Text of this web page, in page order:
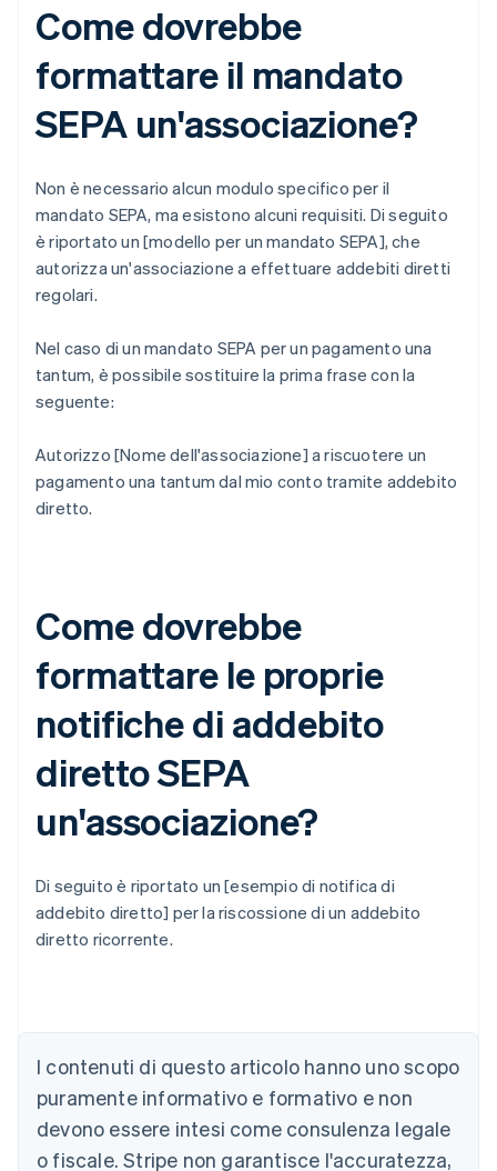
Come dovrebbe
formattare il mandato
SEPA un'associazione?
Non è necessario alcun modulo specifico per il
mandato SEPA, ma esistono alcuni requisiti. Di seguito
è riportato un [modello per un mandato SEPA], che
autorizza un'associazione a effettuare addebiti diretti
regolari.
Nel caso di un mandato SEPA per un pagamento una
tantum, è possibile sostituire la prima frase con la
seguente:
Autorizzo [Nome dell'associazione] a riscuotere un
pagamento una tantum dal mio conto tramite addebito
diretto.
Come dovrebbe
formattare le proprie
notifiche di addebito
diretto SEPA
un'associazione?
Di seguito è riportato un [esempio di notifica di
addebito diretto] per la riscossione di un addebito
diretto ricorrente.
I contenuti di questo articolo hanno uno scopo
puramente informativo e formativo e non
devono essere intesi come consulenza legale
o fiscale. Stripe non garantisce l'accuratezza,
English
Austria
Deutsch English
Belgio
NederlandsFrançaisDeutschEnglish